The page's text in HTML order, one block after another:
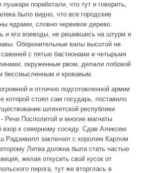
поработали, что тут и говорить,
было видно, что все городские
ядрами, словно червивое дерево.
и его воеводы, не решившись на штурм и
Оборонительные валы высотой не
с пятью бастионами и четырьмя
окруженные рвом, делали лобовой
бессмысленным и кровавым.
и отлично подготовленной армии
которой стоял сам государь, поставило
шляхетской республики
Речи Посполитой и многие магнаты
взор к северному соседу. Сдав Алексею
Радзивилл заключил с королем Карлом
Литва должна была стать частью
желая откусить свой кусок от
пирога, тут же вторглась в